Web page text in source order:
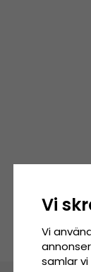
Vi
Vi
samlar